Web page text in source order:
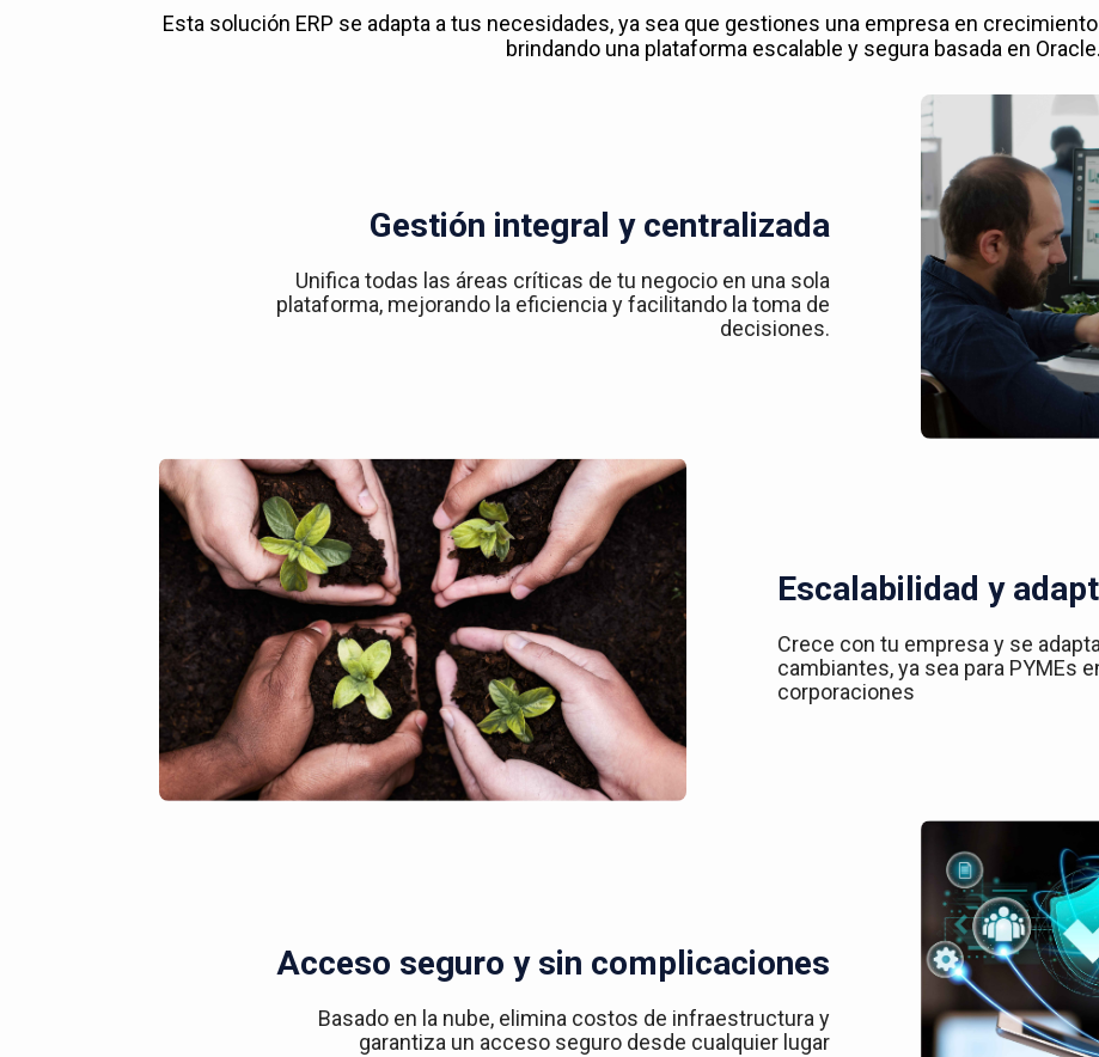
Esta solución ERP se adapta a tus necesidades, ya sea que gestiones una empresa en
brindando una plataforma escalable y segura basada en Oracle.
Gestión integral y centralizada
Unifica todas las áreas críticas de tu negocio en una sola
plataforma, mejorando la eficiencia y facilitando la toma de
decisiones.
Escalabilidad y
Crece con tu empresa y se
cambiantes, ya sea para PYMEs
corporaciones
Acceso seguro y sin complicaciones
Basado en la nube, elimina costos de infraestructura y
garantiza un acceso seguro desde cualquier lugar